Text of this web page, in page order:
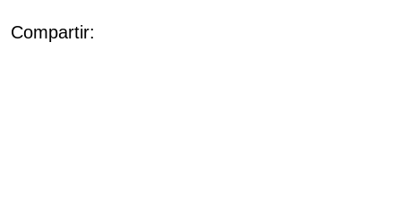
Compartir: